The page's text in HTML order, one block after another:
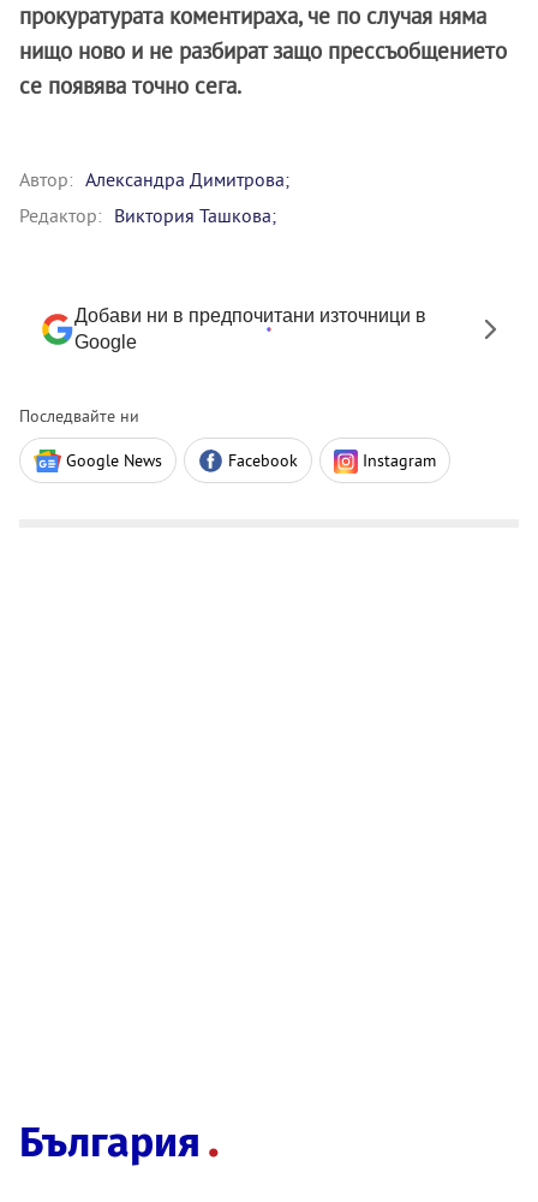
прокуратурата коментираха, че по случая няма
нищо ново и не разбират защо прессъобщението
се появява точно сега.
Автор: Александра Димитрова;
Редактор: Виктория Ташкова;
Добави ни в предпочитани източници в
Google
Последвайте ни
Google News Facebook Instagram
България